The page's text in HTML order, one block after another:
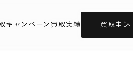
キャンペーン買取実績 買取申込